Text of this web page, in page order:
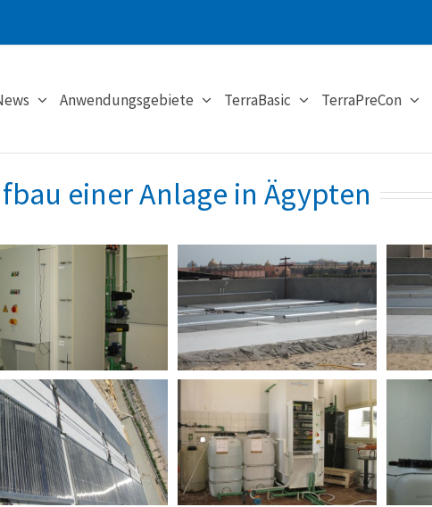
Anwendungsgebiete TerraBasic TerraPreCon
einer Anlage in Ägypten